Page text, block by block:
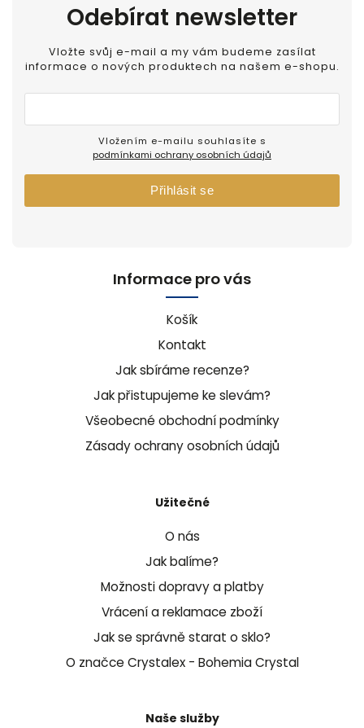
Odebírat newsletter
Vložte svůj e-mail a my vám budeme zasílat
informace o nových produktech na našem e-shopu.
podmínkami ochrany osobních údajů
Přihlásit se
Informace pro vás
Košík
Kontakt
Jak sbíráme recenze?
Jak přistupujeme ke slevám?
Všeobecné obchodní podmínky
Zásady ochrany osobních údajů
Užitečné
O nás
Jak balíme?
Možnosti dopravy a platby
Vrácení a reklamace zboží
Jak se správně starat o sklo?
O značce Crystalex - Bohemia Crystal
Naše služby